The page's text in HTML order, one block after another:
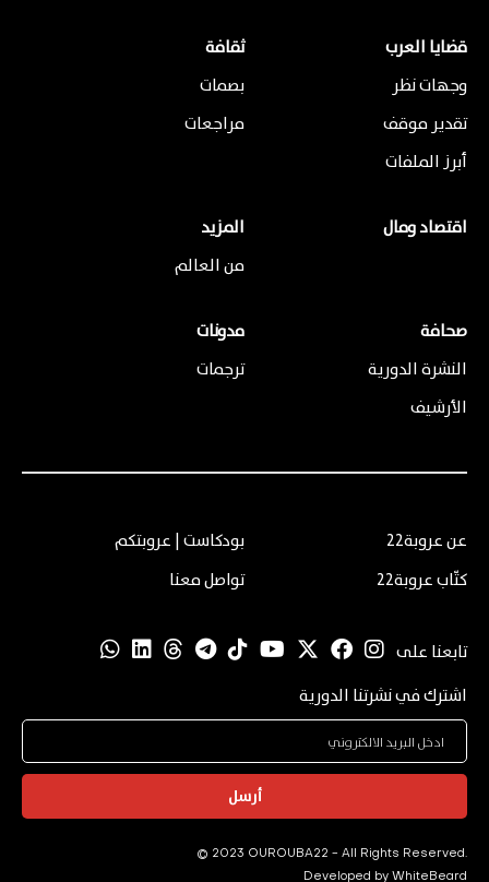
قضايا العرب
وجهات نظر
تقدير موقف
أبرز الملفات
ثقافة
بصمات
مراجعات
اقتصاد ومال
المزيد
من العالم
صحافة
النشرة الدورية
الأرشيف
مدونات
ترجمات
عن عروبة22
كتّاب عروبة22
بودكاست | عروبتكم
تواصل معنا
تابعنا على
اشترك في نشرتنا الدورية
أرسل
© 2023 OUROUBA22 - All Rights Reserved.
Developed by WhiteBeard